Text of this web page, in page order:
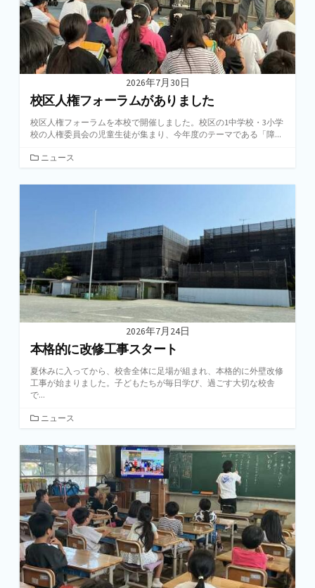
2026年7月30日
校区人権フォーラムがありました
校区人権フォーラムを本校で開催しました。校区の1中学校・3小学
校の人権委員会の児童生徒が集まり、今年度のテーマである「障...
カ
ゴ
ニュース
2026年7月24日
本格的に改修工事スタート
夏休みに入ってから、校舎全体に足場が組まれ、本格的に外壁改修
工事が始まりました。子どもたちが毎日学び、過ごす大切な校舎
で...
カ
ゴ
リ
ー
ニュース